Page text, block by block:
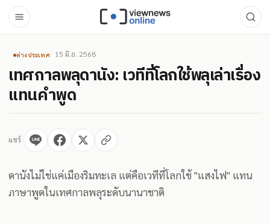
ต่างประเทศ 15 มิ.ย. 2568
เทศกาลพลุดานัง: เวทีที่โลกใช้พลุเล่าเรื่อง
แทนคำพูด
แชร์
ดานังไม่ใช่แค่เมืองริมทะเล แต่คือเวทีที่โลกใช้ "แสงไฟ" แทน
ภาษาพูดในเทศกาลพลุระดับนานาชาติ